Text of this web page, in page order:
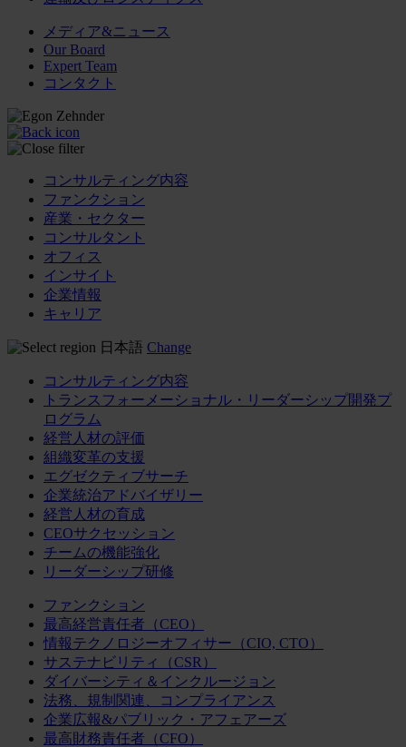
メディア&ニュース
Our Board
Expert Team
コンタクト
コンサルティング内容
ファンクション
産業・セクター
コンサルタント
オフィス
インサイト
企業情報
キャリア
日本語 Change
コンサルティング内容
トランスフォーメーショナル・リーダーシップ開発プ
ログラム
経営人材の評価
組織変革の支援
エグゼクティブサーチ
企業統治アドバイザリー
経営人材の育成
CEOサクセッション
チームの機能強化
リーダーシップ研修
ファンクション
最高経営責任者（CEO）
情報テクノロジーオフィサー（CIO, CTO）
サステナビリティ（CSR）
ダイバーシティ＆インクルージョン
法務、規制関連、コンプライアンス
企業広報&パブリック・アフェアーズ
最高財務責任者（CFO）